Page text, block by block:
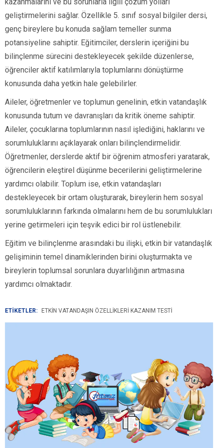
geliştirmelerini sağlar. Özellikle 5. sınıf sosyal bilgiler dersi,
genç bireylere bu konuda sağlam temeller sunma
potansiyeline sahiptir. Eğitimciler, derslerin içeriğini bu
bilinçlenme sürecini destekleyecek şekilde düzenlerse,
öğrenciler aktif katılımlarıyla toplumlarını dönüştürme
konusunda daha yetkin hale gelebilirler.
Aileler, öğretmenler ve toplumun genelinin, etkin vatandaşlık
konusunda tutum ve davranışları da kritik öneme sahiptir.
Aileler, çocuklarına toplumlarının nasıl işlediğini, haklarını ve
sorumluluklarını açıklayarak onları bilinçlendirmelidir.
Öğretmenler, derslerde aktif bir öğrenim atmosferi yaratarak,
öğrencilerin eleştirel düşünme becerilerini geliştirmelerine
yardımcı olabilir. Toplum ise, etkin vatandaşları
destekleyecek bir ortam oluşturarak, bireylerin hem sosyal
sorumluluklarının farkında olmalarını hem de bu sorumlulukları
yerine getirmeleri için teşvik edici bir rol üstlenebilir.
Eğitim ve bilinçlenme arasındaki bu ilişki, etkin bir vatandaşlık
gelişiminin temel dinamiklerinden birini oluşturmakta ve
bireylerin toplumsal sorunlara duyarlılığının artmasına
yardımcı olmaktadır.
ETİKETLER: ETKIN VATANDAŞIN ÖZELLIKLERI KAZANIM TESTI